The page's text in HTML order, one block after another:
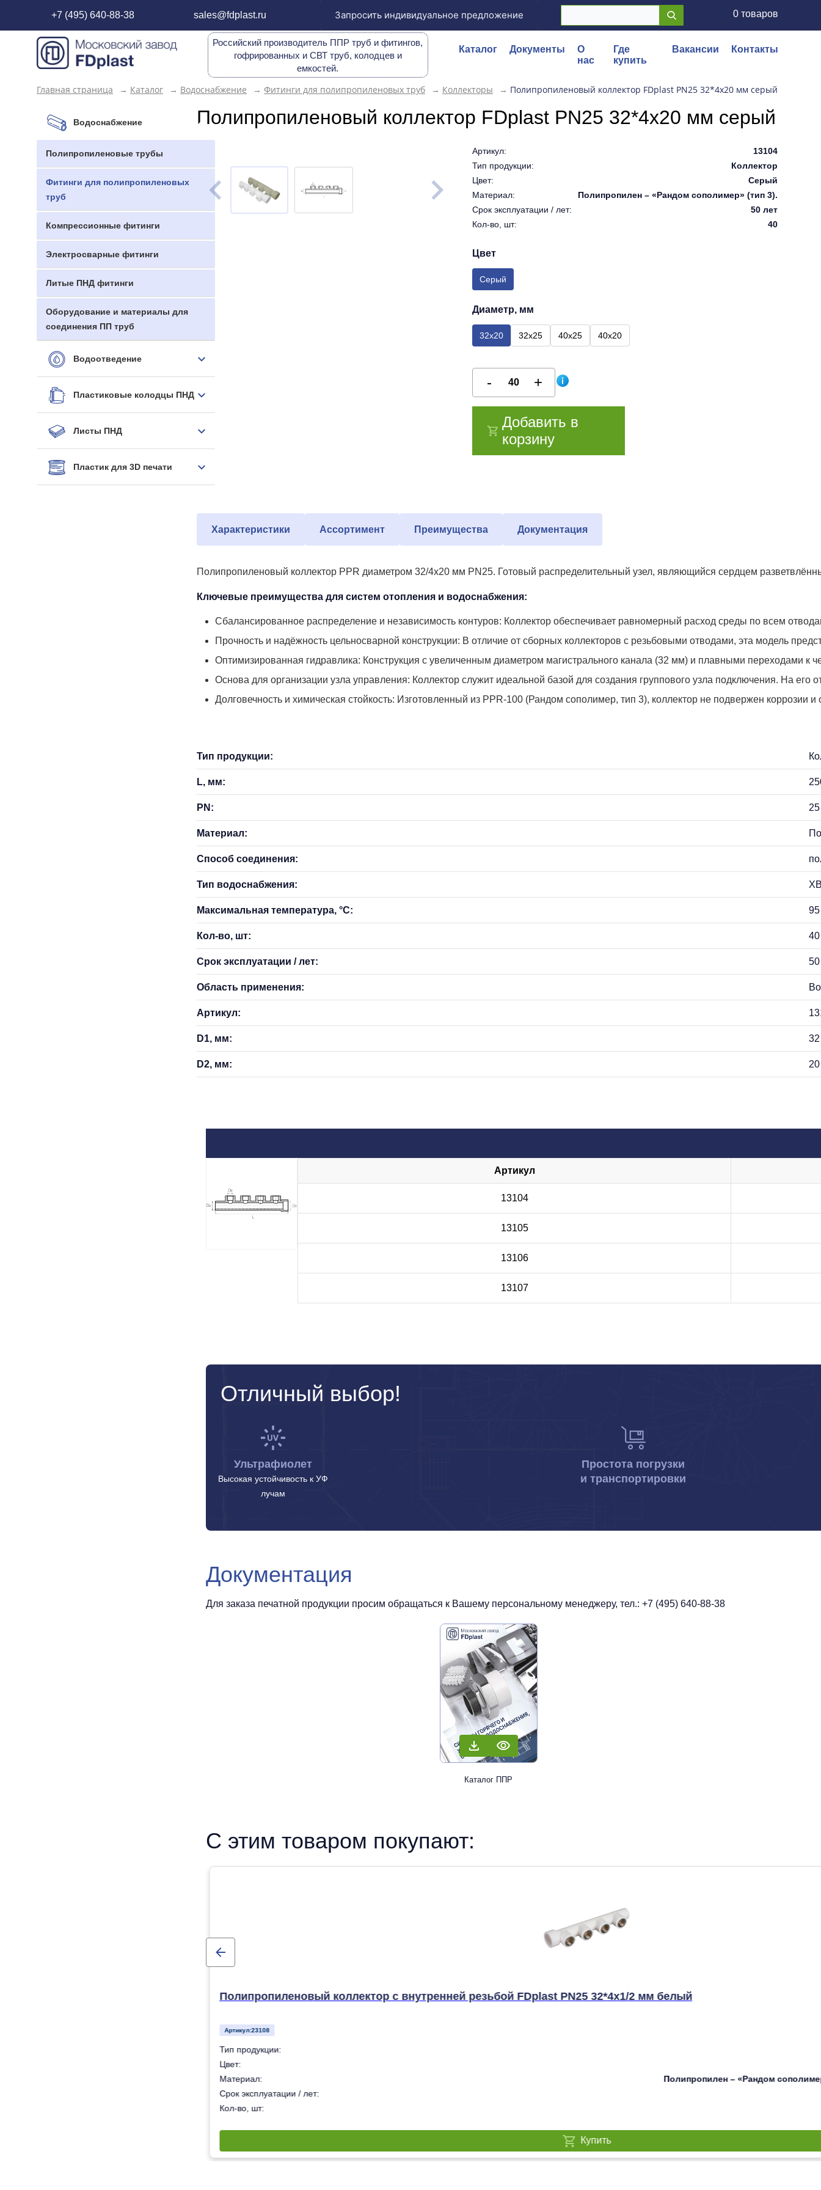
+7 (495) 640-88-38 sales@fdplast.ru Запросить индивидуальное предложение 0 товаров
Российский производитель ППР труб и фитингов,
гофрированных и СВТ труб, колодцев и
емкостей.
Каталог Документы
О
нас
Где
купить
Вакансии Контакты
Главная страница → Каталог → Водоснабжение → Фитинги для полипропиленовых труб → Коллекторы → Полипропиленовый коллектор FDplast PN25 32*4х20 мм серый
Водоснабжение
Полипропиленовые трубы
Фитинги для полипропиленовых
труб
Компрессионные фитинги
Электросварные фитинги
Литые ПНД фитинги
Оборудование и материалы для
соединения ПП труб
Водоотведение
Пластиковые колодцы ПНД
Листы ПНД
Пластик для 3D печати
Полипропиленовый коллектор FDplast PN25 32*4х20 мм серый
Артикул:
13104
Тип продукции:
Коллектор
Цвет:
Серый
Материал:
Полипропилен – «Рандом сополимер» (тип 3).
Срок эксплуатации / лет:
50 лет
Кол-во, шт:
40
Цвет
Серый
Диаметр, мм
32х20 32х25 40х25 40х20
Добавить в
корзину
Характеристики Ассортимент Преимущества Документация
Полипропиленовый коллектор PPR диаметром 32/4х20 мм PN25. Готовый распределительный узел, являющийся сердцем
Ключевые преимущества для систем отопления и водоснабжения:
Сбалансированное распределение и независимость контуров: Коллектор обеспечивает равномерный расход среды по всем
Прочность и надёжность цельносварной конструкции: В отличие от сборных коллекторов с резьбовыми отводами, эта модель
Оптимизированная гидравлика: Конструкция с увеличенным диаметром магистрального канала (32 мм) и плавными переходами
Основа для организации узла управления: Коллектор служит идеальной базой для создания группового узла подключения. На
Долговечность и химическая стойкость: Изготовленный из PPR-100 (Рандом сополимер, тип 3), коллектор не подвержен
Тип продукции:
L, мм:
PN: 25
Материал:
Способ соединения:
Тип водоснабжения:
Максимальная температура, °С: 95
Кол-во, шт: 40
Срок эксплуатации / лет: 50
Область применения:
Артикул:
D1, мм: 32
D2, мм: 20
Артикул
13104
13105
13106
13107
Отличный выбор!
Ультрафиолет
Высокая устойчивость к УФ
лучам
Простота погрузки
и транспортировки
Документация
Для заказа печатной продукции просим обращаться к Вашему персональному менеджеру, тел.: +7 (495) 640-88-38
Каталог ППР
С этим товаром покупают:
Полипропиленовый коллектор с внутренней резьбой FDplast PN25 32*4х1/2 мм белый
Артикул:23108
Тип продукции:
Цвет:
Материал:
Полипропилен – «Рандом
Срок эксплуатации / лет:
Кол-во, шт:
Купить